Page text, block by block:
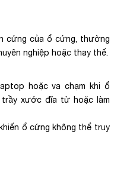
cứng của ổ cứng, thường
nghiệp hoặc thay thế.
hoặc va chạm khi ổ
xước đĩa từ hoặc làm
ổ cứng không thể truy